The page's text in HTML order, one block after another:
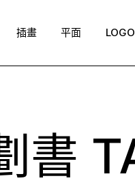
插畫 平面 LOGO
書